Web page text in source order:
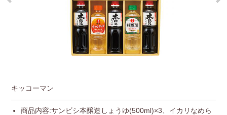
キッコーマン
商品内容:サンビシ本醸造しょうゆ(500ml)×3、イカリなめら